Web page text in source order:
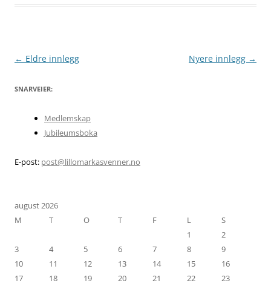
Innleggsnavigasjon
← Eldre innlegg Nyere innlegg →
SNARVEIER:
Medlemskap
Jubileumsboka
E-post: post@lillomarkasvenner.no
august 2026
M
T O T F L
S
1
2
3
4 5 6 7 8
9
10
11 12 13 14 15
16
17
18 19 20 21 22
23